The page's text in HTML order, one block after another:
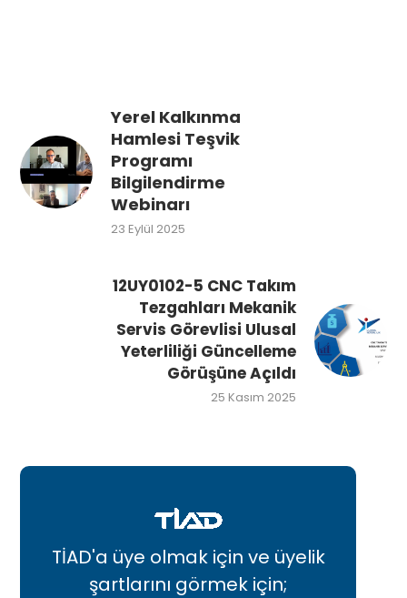
Yerel Kalkınma
Hamlesi Teşvik
Programı
Bilgilendirme
Webinarı
23 Eylül 2025
12UY0102-5 CNC Takım
Tezgahları Mekanik
Servis Görevlisi Ulusal
Yeterliliği Güncelleme
Görüşüne Açıldı
25 Kasım 2025
TİAD'a üye olmak için ve üyelik
şartlarını görmek için;